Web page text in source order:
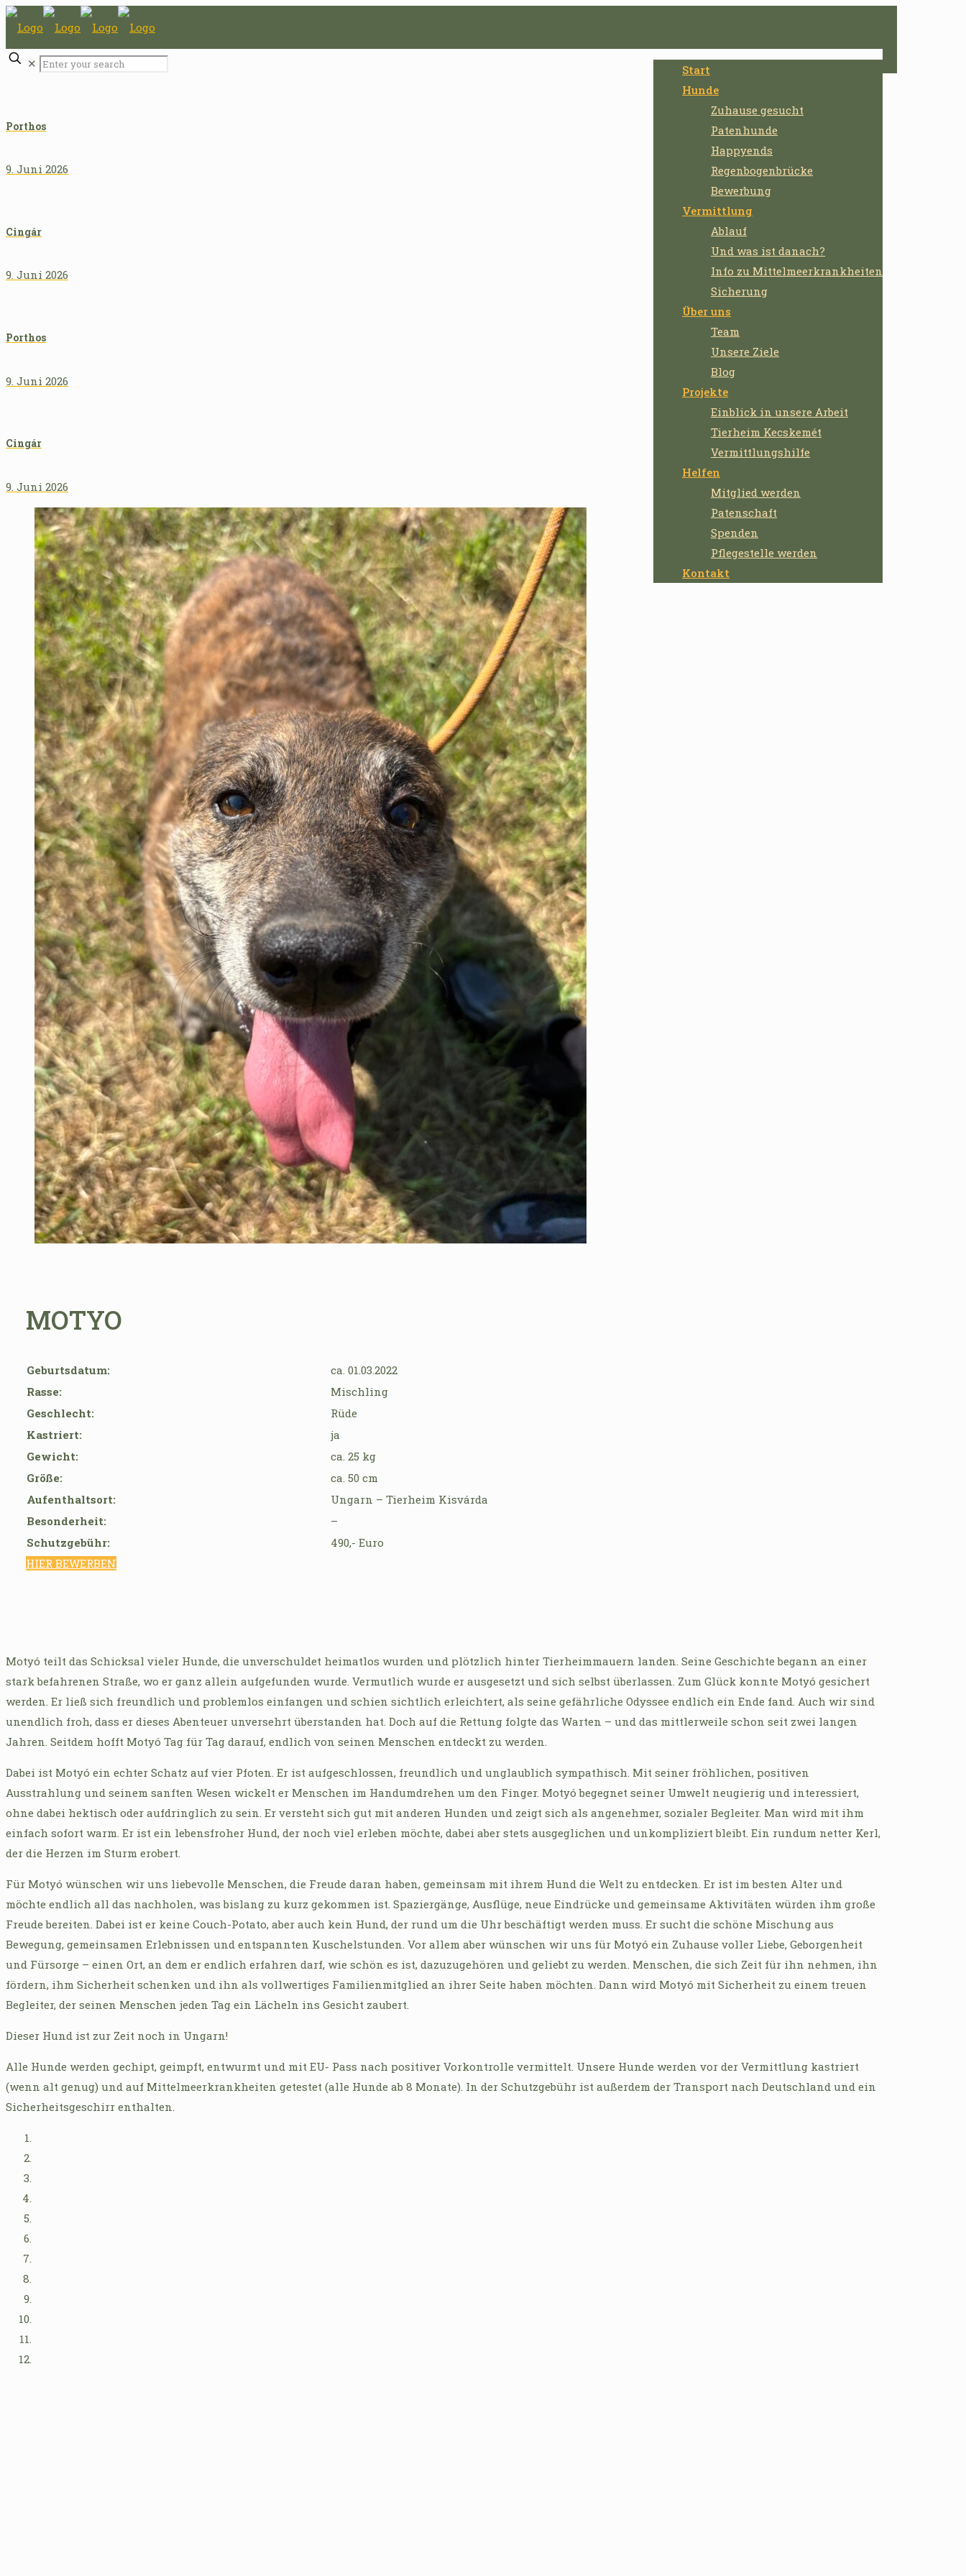
Start
Hunde
Zuhause gesucht
Patenhunde
Happyends
Regenbogenbrücke
Bewerbung
Vermittlung
Ablauf
Und was ist danach?
Info zu Mittelmeerkrankheiten
Sicherung
Über uns
Team
Unsere Ziele
Blog
Projekte
Einblick in unsere Arbeit
Tierheim Kecskemét
Vermittlungshilfe
Helfen
Mitglied werden
Patenschaft
Spenden
Pflegestelle werden
Kontakt
✕
Porthos
9. Juni 2026
Cingár
9. Juni 2026
Porthos
9. Juni 2026
Cingár
9. Juni 2026
MOTYO
Geburtsdatum:
ca. 01.03.2022
Rasse:
Mischling
Geschlecht:
Rüde
Kastriert:
ja
Gewicht:
ca. 25 kg
Größe:
ca. 50 cm
Aufenthaltsort:
Ungarn – Tierheim Kisvárda
Besonderheit:
–
Schutzgebühr:
490,- Euro
HIER BEWERBEN
Motyó teilt das Schicksal vieler Hunde, die unverschuldet heimatlos wurden und plötzlich hinter Tierheimmauern landen. Seine Geschichte begann an einer
stark befahrenen Straße, wo er ganz allein aufgefunden wurde. Vermutlich wurde er ausgesetzt und sich selbst überlassen. Zum Glück konnte Motyó gesichert
werden. Er ließ sich freundlich und problemlos einfangen und schien sichtlich erleichtert, als seine gefährliche Odyssee endlich ein Ende fand. Auch wir sind
unendlich froh, dass er dieses Abenteuer unversehrt überstanden hat. Doch auf die Rettung folgte das Warten – und das mittlerweile schon seit zwei langen
Jahren. Seitdem hofft Motyó Tag für Tag darauf, endlich von seinen Menschen entdeckt zu werden.
Dabei ist Motyó ein echter Schatz auf vier Pfoten. Er ist aufgeschlossen, freundlich und unglaublich sympathisch. Mit seiner fröhlichen, positiven
Ausstrahlung und seinem sanften Wesen wickelt er Menschen im Handumdrehen um den Finger. Motyó begegnet seiner Umwelt neugierig und interessiert,
ohne dabei hektisch oder aufdringlich zu sein. Er versteht sich gut mit anderen Hunden und zeigt sich als angenehmer, sozialer Begleiter. Man wird mit ihm
einfach sofort warm. Er ist ein lebensfroher Hund, der noch viel erleben möchte, dabei aber stets ausgeglichen und unkompliziert bleibt. Ein rundum netter Kerl,
der die Herzen im Sturm erobert.
Für Motyó wünschen wir uns liebevolle Menschen, die Freude daran haben, gemeinsam mit ihrem Hund die Welt zu entdecken. Er ist im besten Alter und
möchte endlich all das nachholen, was bislang zu kurz gekommen ist. Spaziergänge, Ausflüge, neue Eindrücke und gemeinsame Aktivitäten würden ihm große
Freude bereiten. Dabei ist er keine Couch-Potato, aber auch kein Hund, der rund um die Uhr beschäftigt werden muss. Er sucht die schöne Mischung aus
Bewegung, gemeinsamen Erlebnissen und entspannten Kuschelstunden. Vor allem aber wünschen wir uns für Motyó ein Zuhause voller Liebe, Geborgenheit
und Fürsorge – einen Ort, an dem er endlich erfahren darf, wie schön es ist, dazuzugehören und geliebt zu werden. Menschen, die sich Zeit für ihn nehmen, ihn
fördern, ihm Sicherheit schenken und ihn als vollwertiges Familienmitglied an ihrer Seite haben möchten. Dann wird Motyó mit Sicherheit zu einem treuen
Begleiter, der seinen Menschen jeden Tag ein Lächeln ins Gesicht zaubert.
Dieser Hund ist zur Zeit noch in Ungarn!
Alle Hunde werden gechipt, geimpft, entwurmt und mit EU- Pass nach positiver Vorkontrolle vermittelt. Unsere Hunde werden vor der Vermittlung kastriert
(wenn alt genug) und auf Mittelmeerkrankheiten getestet (alle Hunde ab 8 Monate). In der Schutzgebühr ist außerdem der Transport nach Deutschland und ein
Sicherheitsgeschirr enthalten.